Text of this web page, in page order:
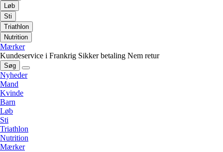
Løb
Sti
Triathlon
Nutrition
Mærker
Kundeservice i Frankrig Sikker betaling Nem retur
Søg
Nyheder
Mand
Kvinde
Barn
Løb
Sti
Triathlon
Nutrition
Mærker